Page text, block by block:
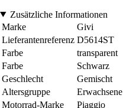
Zusätzliche Informationen
Marke
Givi
Lieferantenreferenz D5614ST
Farbe
transparent
Farbe
Schwarz
Geschlecht
Gemischt
Altersgruppe
Erwachsene
Motorrad-Marke
Piaggio